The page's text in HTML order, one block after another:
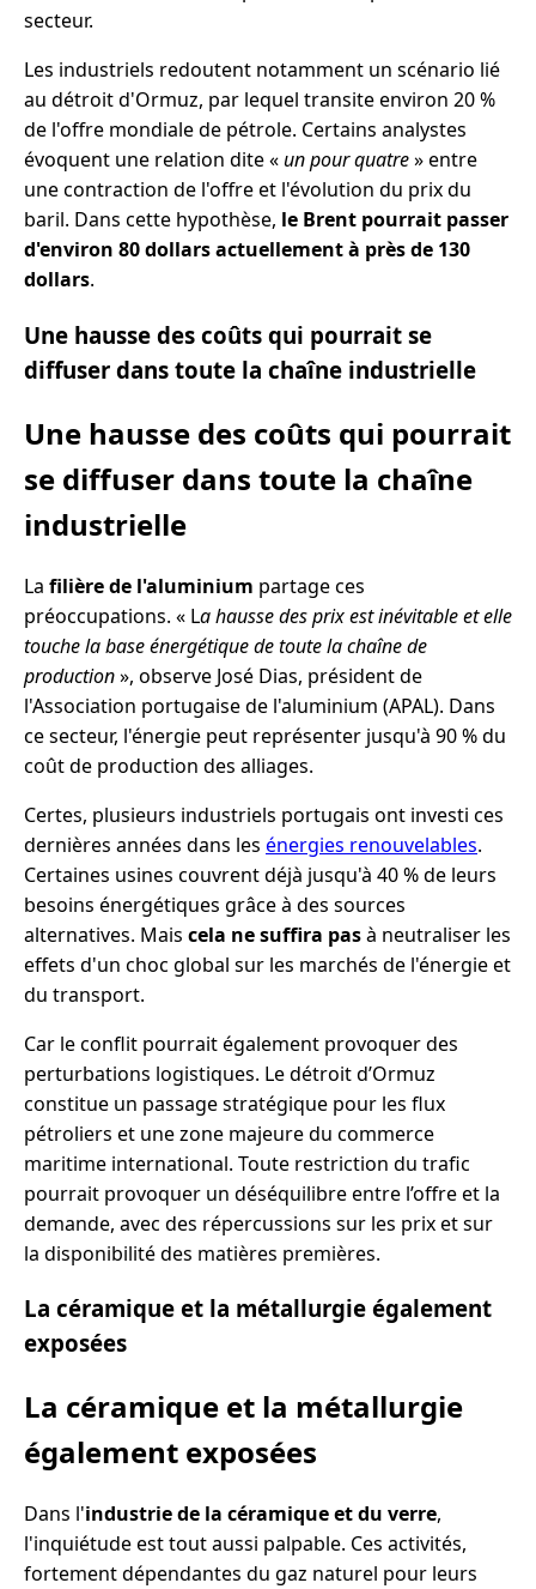
secteur.
Les industriels redoutent notamment un scénario lié
au détroit d'Ormuz, par lequel transite environ 20 %
de l'offre mondiale de pétrole. Certains analystes
évoquent une relation dite «un pour quatre» entre
une contraction de l'offre et l'évolution du prix du
baril. Dans cette hypothèse, le Brent pourrait passer
d'environ 80 dollars actuellement à près de 130
dollars.
Une hausse des coûts qui pourrait se
diffuser dans toute la chaîne industrielle
Une hausse des coûts qui pourrait
se diffuser dans toute la chaîne
industrielle
La filière de l'aluminium partage ces
préoccupations. « La hausse des prix est inévitable et elle
touche la base énergétique de toute la chaîne de
production», observe José Dias, président de
l'Association portugaise de l'aluminium (APAL). Dans
ce secteur, l'énergie peut représenter jusqu'à 90 % du
coût de production des alliages.
Certes, plusieurs industriels portugais ont investi ces
dernières années dans les énergies renouvelables.
Certaines usines couvrent déjà jusqu'à 40 % de leurs
besoins énergétiques grâce à des sources
alternatives. Mais cela ne suffira pasà neutraliser les
effets d'un choc global sur les marchés de l'énergie et
du transport.
Car le conflit pourrait également provoquer des
perturbations logistiques. Le détroit d’Ormuz
constitue un passage stratégique pour les flux
pétroliers et une zone majeure du commerce
maritime international. Toute restriction du trafic
pourrait provoquer un déséquilibre entre l’offre et la
demande, avec des répercussions sur les prix et sur
la disponibilité des matières premières.
La céramique et la métallurgie également
exposées
La céramique et la métallurgie
également exposées
Dans l'industrie de la céramique et du verre,
l'inquiétude est tout aussi palpable. Ces activités,
fortement dépendantes du gaz naturel pour leurs